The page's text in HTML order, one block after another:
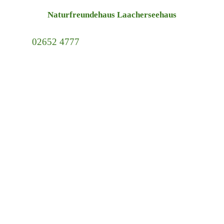
Naturfreundehaus Laacherseehaus
02652 4777